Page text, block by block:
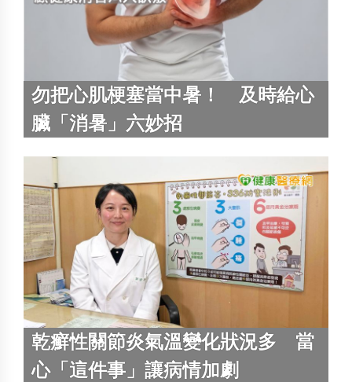
勿把心肌梗塞當中暑！ 及時給心
臟「消暑」六妙招
乾癬性關節炎氣溫變化狀況多 當
心「這件事」讓病情加劇